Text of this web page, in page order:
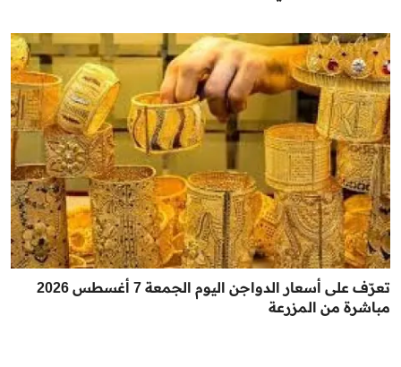
تعرّف على أسعار الدواجن اليوم الجمعة 7 أغسطس 2026
مباشرة من المزرعة